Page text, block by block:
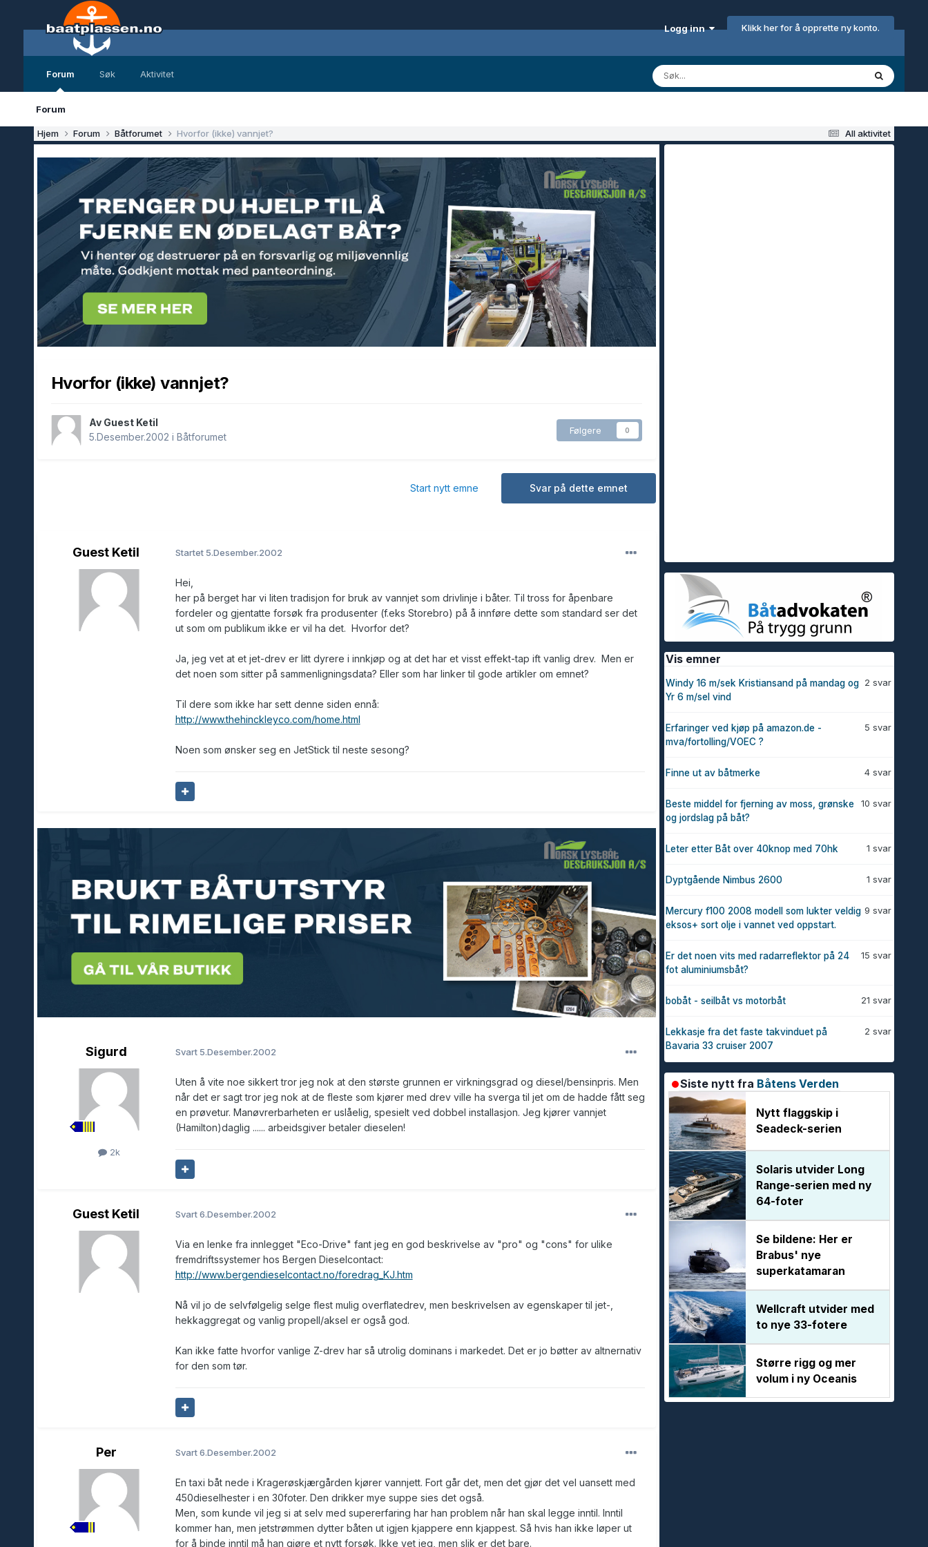
Logg inn Klikk her for å opprette ny konto.
Forum
Forum
Søk Aktivitet
All aktivitet
Hjem Forum Båtforumet Hvorfor (ikke) vannjet?
Hvorfor (ikke) vannjet?
Av Guest Ketil
5.Desember.2002 i Båtforumet
Følgere 0
Svar på dette emnet
Start nytt emne
Guest Ketil Startet 5.Desember.2002
Hei,
her på berget har vi liten tradisjon for bruk av vannjet som drivlinje i båter. Til tross for åpenbare
fordeler og gjentatte forsøk fra produsenter (f.eks Storebro) på å innføre dette som standard ser det
ut som om publikum ikke er vil ha det. Hvorfor det?
Ja, jeg vet at et jet-drev er litt dyrere i innkjøp og at det har et visst effekt-tap ift vanlig drev. Men er
det noen som sitter på sammenligningsdata? Eller som har linker til gode artikler om emnet?
Til dere som ikke har sett denne siden ennå:
http://www.thehinckleyco.com/home.html
Noen som ønsker seg en JetStick til neste sesong?
Sigurd
2k
Svart 5.Desember.2002
Uten å vite noe sikkert tror jeg nok at den største grunnen er virkningsgrad og diesel/bensinpris. Men
når det er sagt tror jeg nok at de fleste som kjører med drev ville ha sverga til jet om de hadde fått seg
en prøvetur. Manøvrerbarheten er uslåelig, spesielt ved dobbel installasjon. Jeg kjører vannjet
(Hamilton)daglig ...... arbeidsgiver betaler dieselen!
Guest Ketil Svart6.Desember.2002
Via en lenke fra innlegget "Eco-Drive" fant jeg en god beskrivelse av "pro" og "cons" for ulike
fremdriftssystemer hos Bergen Dieselcontact:
http://www.bergendieselcontact.no/foredrag_KJ.htm
Nå vil jo de selvfølgelig selge flest mulig overflatedrev, men beskrivelsen av egenskaper til jet-,
hekkaggregat og vanlig propell/aksel er også god.
Kan ikke fatte hvorfor vanlige Z-drev har så utrolig dominans i markedet. Det er jo bøtter av altnernativ
for den som tør.
Per Svart6.Desember.2002
En taxi båt nede i Kragerøskjærgården kjører vannjett. Fort går det, men det gjør det vel uansett med
450dieselhester i en 30foter. Den drikker mye suppe sies det også.
Men, som kunde vil jeg si at selv med supererfaring har han problem når han skal legge inntil. Inntil
kommer han, men jetstrømmen dytter båten ut igjen kjappere enn kjappest. Så hvis han ikke løper ut
for å binde inntil må han gjøre et nytt forsøk. Ikke vet jeg, men slik er det bare.
Vis emner
2 svar
Windy 16 m/sek Kristiansand på mandag og
Yr 6 m/sel vind
5 svar
Erfaringer ved kjøp på amazon.de -
mva/fortolling/VOEC ?
4 svar
Finne ut av båtmerke
10 svar
Beste middel for fjerning av moss, grønske
og jordslag på båt?
1 svar
Leter etter Båt over 40knop med 70hk
1 svar
Dyptgående Nimbus 2600
9 svar
Mercury f100 2008 modell som lukter veldig
eksos+ sort olje i vannet ved oppstart.
15 svar
Er det noen vits med radarreflektor på 24
fot aluminiumsbåt?
21 svar
bobåt - seilbåt vs motorbåt
2 svar
Lekkasje fra det faste takvinduet på
Bavaria 33 cruiser 2007
Siste nytt fra Båtens Verden
Nytt flaggskip i
Seadeck-serien
Solaris utvider Long
Range-serien med ny
64-foter
Se bildene: Her er
Brabus' nye
superkatamaran
Wellcraft utvider med
to nye 33-fotere
Større rigg og mer
volum i ny Oceanis